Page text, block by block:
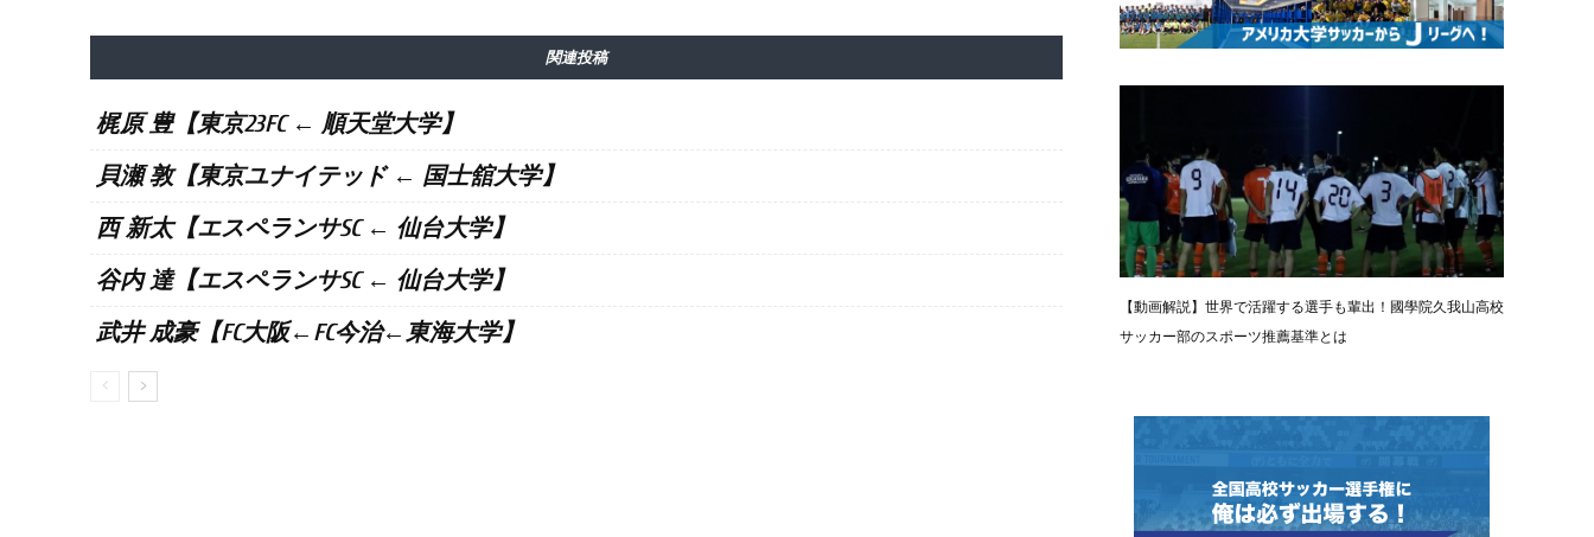
関連投稿
梶原 豊【東京23FC ← 順天堂大学】
貝瀬 敦【東京ユナイテッド ← 国士舘大学】
西 新太【エスペランサSC ← 仙台大学】
谷内 達【エスペランサSC ← 仙台大学】
武井 成豪【FC大阪←FC今治←東海大学】
【動画解説】世界で活躍する選手も輩出！國學院久我山高校
サッカー部のスポーツ推薦基準とは